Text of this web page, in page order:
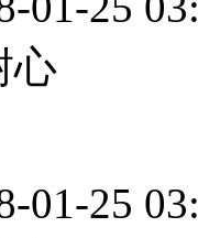
心
01-25